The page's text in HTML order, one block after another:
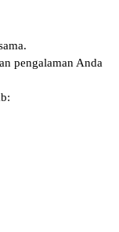
pengalaman Anda